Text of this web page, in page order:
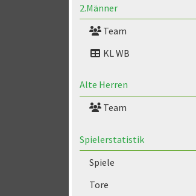
2.Männer
Team
KL WB
Alte Herren
Team
Spielerstatistik
Spiele
Tore